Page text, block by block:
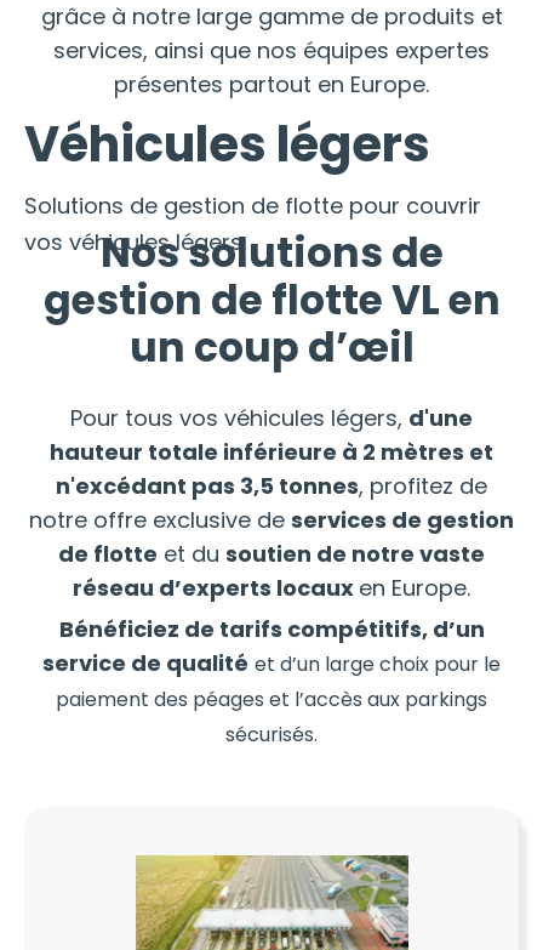
Véhicules légers
Solutions de gestion de flotte pour couvrir
vos véhicules légers
grâce à notre large gamme de produits et
services, ainsi que nos équipes expertes
présentes partout en Europe.
Nos solutions de
gestion de flotte VL en
un coup d’œil
Pour tous vos véhicules légers, d'une
hauteur totale inférieure à 2 mètres et
n'excédant pas 3,5 tonnes, profitez de
notre offre exclusive de services de gestion
de flotte et du soutien de notre vaste
réseau d’experts locaux en Europe.
Bénéficiez de tarifs compétitifs, d’un
service de qualité et d’un large choix pour le
paiement des péages et l’accès aux parkings
sécurisés.